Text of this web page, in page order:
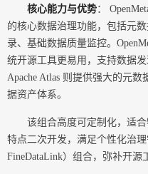
核心能力与优势：
的核心数据治理功能，包括元
录、基础数据质量监控。
统开源工具更易用，支持数据
Apache Atlas 则提供强大的元
据资产体系。
该组合高度可定制化，适
特点二次开发，满足个性化治
FineDataLink）组合，弥补开源